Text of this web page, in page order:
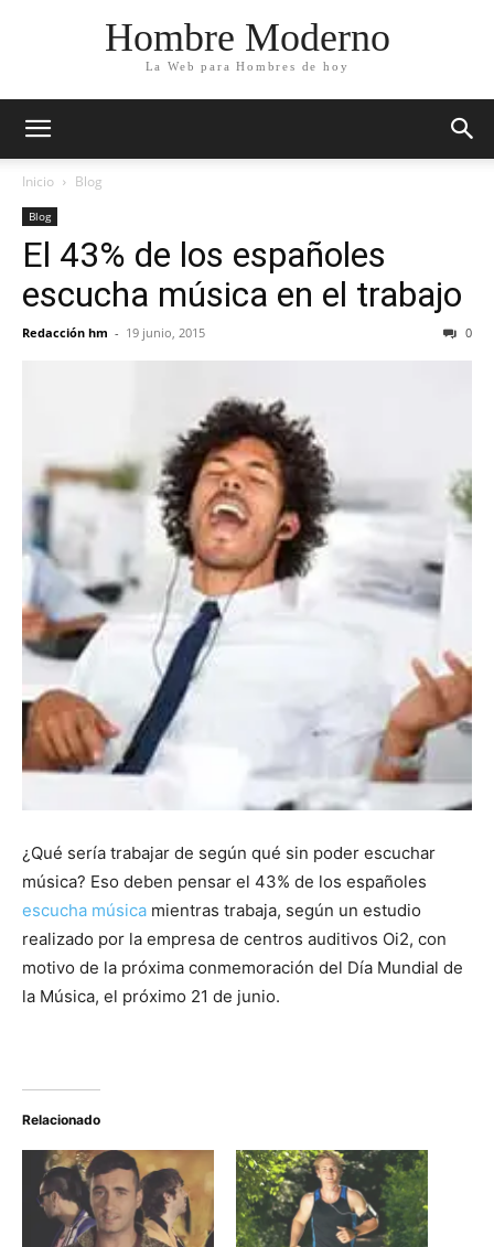
Hombre Moderno
La Web para Hombres de hoy
Inicio Blog
Blog
El 43% de los españoles
escucha música en el trabajo
Redacción hm - 19 junio, 2015 0
¿Qué sería trabajar de según qué sin poder escuchar
música? Eso deben pensar el 43% de los españoles
escucha música mientras trabaja, según un estudio
realizado por la empresa de centros auditivos Oi2, con
motivo de la próxima conmemoración del Día Mundial de
la Música, el próximo 21 de junio.
Relacionado